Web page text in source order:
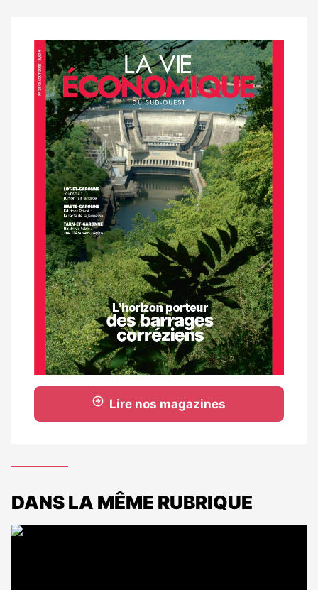
Notre
dernier
magazine
Lire nos magazines
DANS LA MÊME RUBRIQUE